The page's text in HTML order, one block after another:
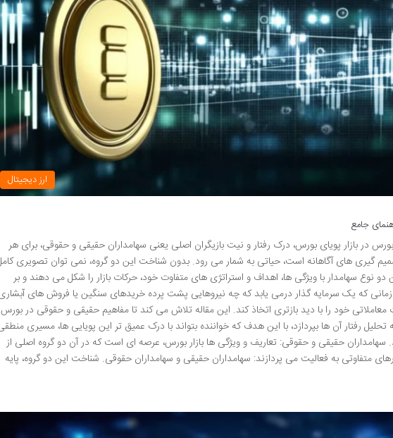
ارز دیجیتال
جامع
در بازار پویای بورس، درک رفتار و نیت بازیگران اصلی یعنی سهامداران حقیقی و حقوقی، برای هر
گیری های آگاهانه است، حیاتی به شمار می رود. بدون شناخت این دو گروه، نمی توان تصویری
دو نوع سهامدار با ویژگی ها، اهداف و استراتژی های متفاوت خود، حرکات بازار را شکل می دهند و بر
که یک سرمایه گذار درمی یابد که چه نیروهایی پشت پرده خریدهای سنگین یا فروش های
معاملاتی خود را با دید بازتری اتخاذ کند. این مقاله تلاش می کند تا مفاهیم حقیقی و حقوقی در بورس
رفتار آن ها بپردازد، با این هدف که خواننده بتواند با درک عمیق تر این پویایی ها، مسیری
سهامداران حقیقی و حقوقی: تعاریف و ویژگی ها بازار بورس، عرصه ای است که در آن دو گروه اصلی از
متفاوتی به فعالیت می پردازند: سهامداران حقیقی و سهامداران حقوقی. شناخت این دو گروه، پایه